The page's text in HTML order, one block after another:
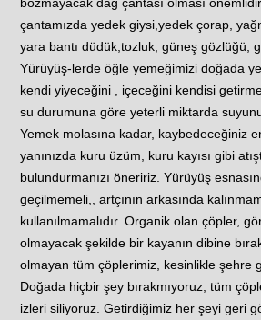
çantamızda yedek giysi,yedek çorap,
yara bantı düdük,tozluk, güneş gözlüğü,
Yürüyüş-lerde öğle yemeğimizi doğada
kendi yiyeceğini , içeceğini kendisi
su durumuna göre yeterli miktarda
Yemek molasına kadar, kaybedeceğiniz
yanınızda kuru üzüm, kuru kayısı gibi
bulundurmanızı öneririz. Yürüyüş
geçilmemeli,, artçının arkasında
kullanılmamalıdır. Organik olan çöpler,
olmayacak şekilde bir kayanın dibine
olmayan tüm çöplerimiz, kesinlikle şehre
Doğada hiçbir şey bırakmıyoruz, tüm
izleri siliyoruz. Getirdiğimiz her şeyi geri